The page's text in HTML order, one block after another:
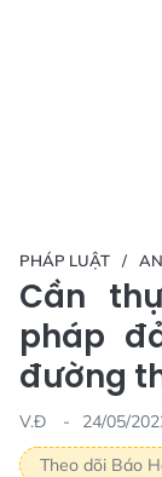
PHÁP LUẬT
Cần
pháp
đường
V.Đ
24/05/
Theo dõi Báo